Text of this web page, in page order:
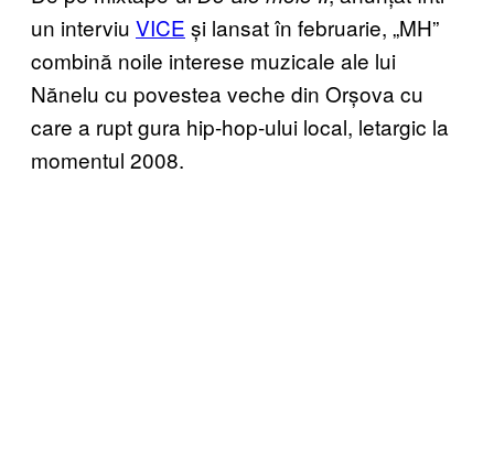
un interviu VICE și lansat în februarie, „MH”
combină noile interese muzicale ale lui
Nănelu cu povestea veche din Orșova cu
care a rupt gura hip-hop-ului local, letargic la
momentul 2008.